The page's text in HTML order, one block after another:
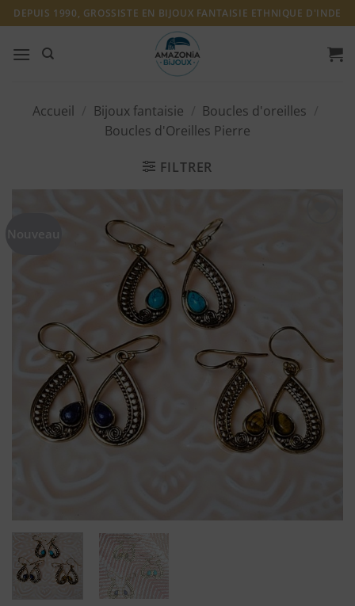
Passer
au
contenu
DEPUIS 1990, GROSSISTE EN BIJOUX FANTAISIE ETHNIQUE D'INDE
Accueil Bijoux fantaisie Boucles d'oreilles
Boucles d'Oreilles Pierre
FILTRER